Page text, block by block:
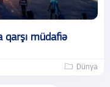
qarşı müdafiə
Dünya